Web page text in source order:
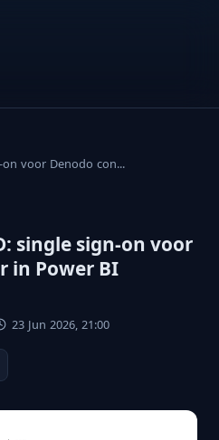
voor Denodo con...
single sign-on voor
in Power BI
23 Jun 2026, 21:00